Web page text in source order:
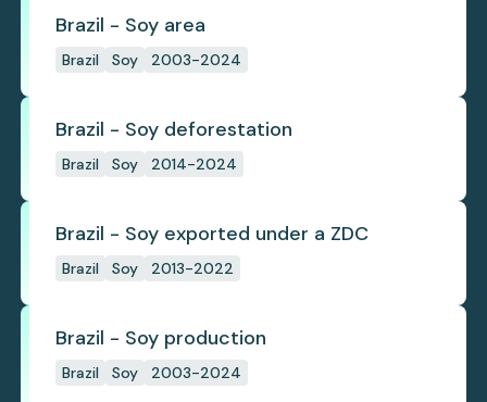
Brazil - Soy area
Brazil Soy 2003-2024
Brazil - Soy deforestation
Brazil Soy 2014-2024
Brazil - Soy exported under a ZDC
Brazil Soy 2013-2022
Brazil - Soy production
Brazil Soy 2003-2024